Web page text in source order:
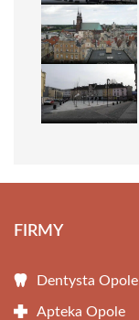
FIRMY
Dentysta Opole
Apteka Opole